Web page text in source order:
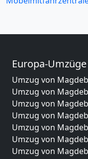
Europa-Umzüge
Umzug von
Umzug von
Umzug von
Umzug von
Umzug von
Umzug von
Umzug von